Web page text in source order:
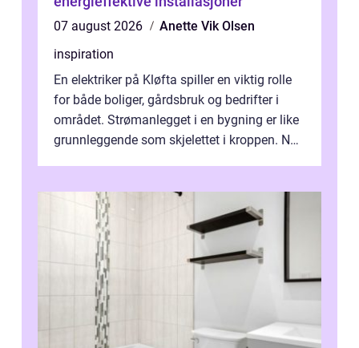
07 august 2026
Anette Vik Olsen
inspiration
En elektriker på Kløfta spiller en viktig rolle
for både boliger, gårdsbruk og bedrifter i
området. Strømanlegget i en bygning er like
grunnleggende som skjelettet i kroppen. Når